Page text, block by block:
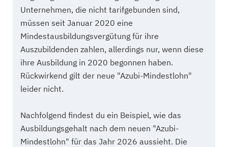
Unternehmen, die nicht tarifgebunden sind,
müssen seit Januar 2020 eine
Mindestausbildungsvergütung für ihre
Auszubildenden zahlen, allerdings nur, wenn diese
ihre Ausbildung in 2020 begonnen haben.
Rückwirkend gilt der neue "Azubi-Mindestlohn"
leider nicht.
Nachfolgend findest du ein Beispiel, wie das
Ausbildungsgehalt nach dem neuen "Azubi-
Mindestlohn" für das Jahr 2026 aussieht. Die